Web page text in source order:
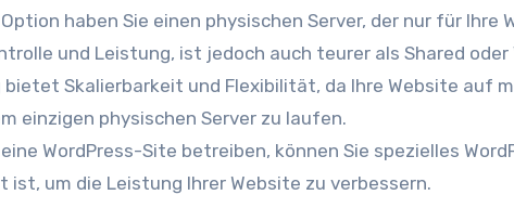
haben Sie einen physischen Server, der nur für Ihre
und Leistung, ist jedoch auch teurer als Shared oder
Skalierbarkeit und Flexibilität, da Ihre Website auf
einzigen physischen Server zu laufen.
WordPress-Site betreiben, können Sie spezielles
um die Leistung Ihrer Website zu verbessern.